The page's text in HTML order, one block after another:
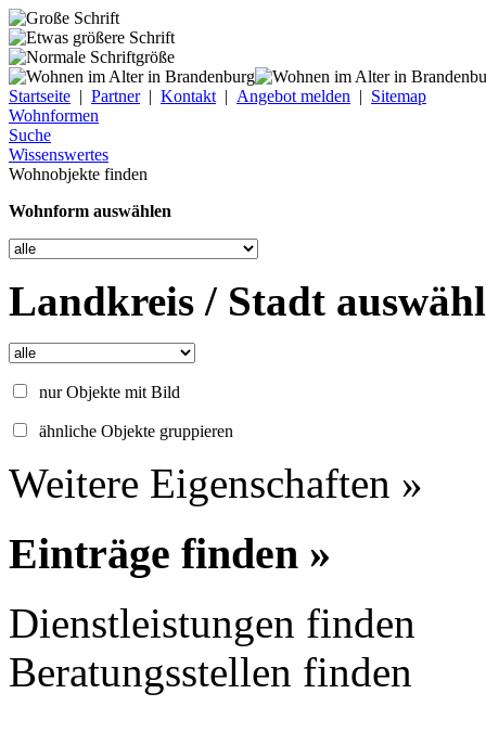
Startseite | Partner| Kontakt | Angebot melden | Sitemap
Wohnformen
Suche
Wissenswertes
Wohnobjekte finden
Wohnform auswählen
Landkreis / Stadt
nur Objekte mit Bild
ähnliche Objekte gruppieren
Weitere Eigenschaften »
Einträge finden »
Dienstleistungen finden
Beratungsstellen finden